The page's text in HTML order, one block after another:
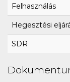
Felhasználás
Hegesztési
SDR